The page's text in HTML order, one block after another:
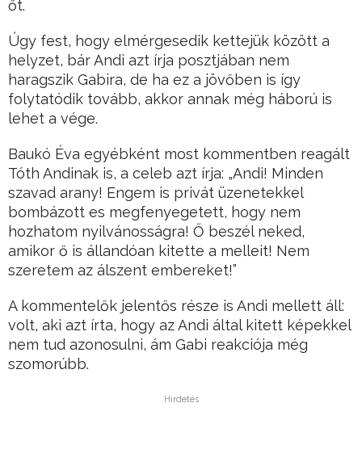
őt.
Úgy fest, hogy elmérgesedik kettejük között a
helyzet, bár Andi azt írja posztjában nem
haragszik Gabira, de ha ez a jövőben is így
folytatódik tovább, akkor annak még háború is
lehet a vége.
Baukó Éva egyébként most kommentben reagált
Tóth Andinak is, a celeb azt írja: „Andi! Minden
szavad arany! Engem is privát üzenetekkel
bombázott es megfenyegetett, hogy nem
hozhatom nyilvánosságra! Ő beszél neked,
amikor ő is állandóan kitette a melleit! Nem
szeretem az álszent embereket!”
A kommentelők jelentős része is Andi mellett áll:
volt, aki azt írta, hogy az Andi által kitett képekkel
nem tud azonosulni, ám Gabi reakciója még
szomorúbb.
Hirdetés